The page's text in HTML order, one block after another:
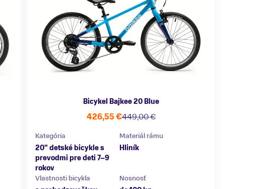
Bicykel Bajkee 20 Blue
449,00 €
426,55 €
Kategória
20" detské bicykle s
prevodmi pre deti 7–9
rokov
Materiál rámu
Hliník
Vlastnosti bicykla
Nosnosť